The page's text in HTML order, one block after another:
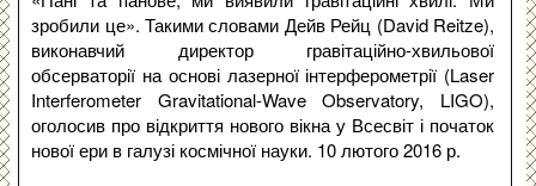
зробили це». Такими словами Дейв Рейц (David Reitze),
виконавчий директор гравітаційно-хвильової
обсерваторії на основі лазерної інтерферометрії (Laser
Interferometer Gravitational-Wave Observatory, LIGO),
оголосив про відкриття нового вікна у Всесвіт і початок
нової ери в галузі космічної науки. 10 лютого 2016 р.